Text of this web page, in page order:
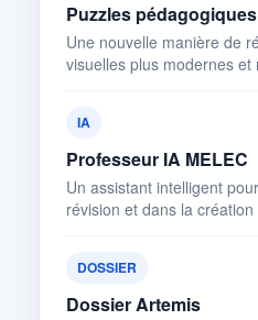
Puzzles pédagogiques
Une nouvelle manière de
visuelles plus modernes et
IA
Professeur IA MELEC
Un assistant intelligent
révision et dans la création
DOSSIER
Dossier Artemis